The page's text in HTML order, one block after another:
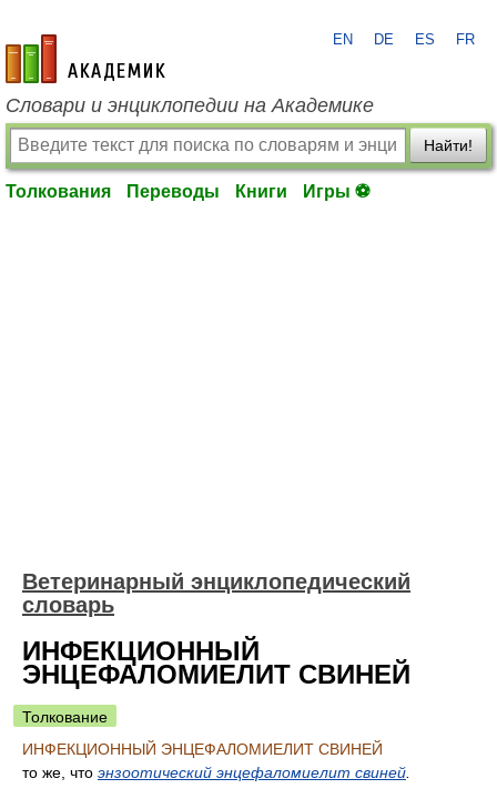
academic.ru
EN DE ES FR
Словари и энциклопедии на Академике
Найти!
Толкования Переводы Книги Игры ⚽
Ветеринарный энциклопедический
словарь
ИНФЕКЦИОННЫЙ
ЭНЦЕФАЛОМИЕЛИТ СВИНЕЙ
Толкование
ИНФЕКЦИОННЫЙ ЭНЦЕФАЛОМИЕЛИТ СВИНЕЙ
то же, что энзоотический энцефаломиелит свиней